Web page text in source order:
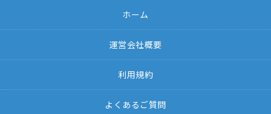
ホーム
運営会社概要
利用規約
よくあるご質問